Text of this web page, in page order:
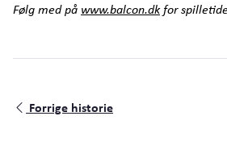
Følg med på www.balcon.dkfor
Forrige historie